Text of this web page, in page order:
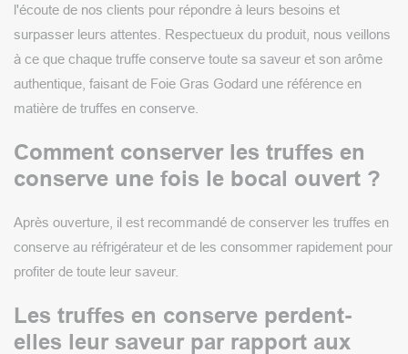
l'écoute de nos clients pour répondre à leurs besoins et
surpasser leurs attentes. Respectueux du produit, nous veillons
à ce que chaque truffe conserve toute sa saveur et son arôme
authentique, faisant de Foie Gras Godard une référence en
matière de truffes en conserve.
Comment conserver les truffes en
conserve une fois le bocal ouvert ?
Après ouverture, il est recommandé de conserver les truffes en
conserve au réfrigérateur et de les consommer rapidement pour
profiter de toute leur saveur.
Les truffes en conserve perdent-
elles leur saveur par rapport aux